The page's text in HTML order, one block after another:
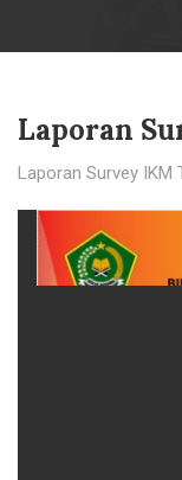
Laporan
Laporan Survey IKM